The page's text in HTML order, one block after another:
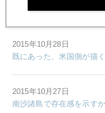
ＦＯＭＣ利上げ「次回で
2015年10月28日
既にあった、米国側が描
2015年10月27日
南沙諸島で存在感を示す